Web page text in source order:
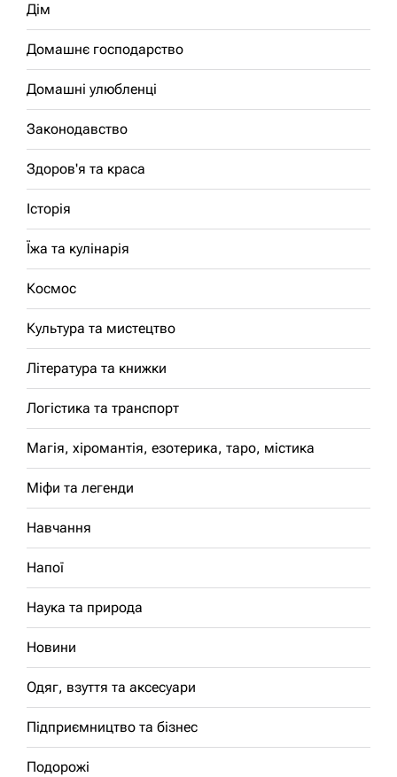
Дім
Домашнє господарство
Домашні улюбленці
Законодавство
Здоров'я та краса
Історія
Їжа та кулінарія
Космос
Культура та мистецтво
Література та книжки
Логістика та транспорт
Магія, хіромантія, езотерика, таро, містика
Міфи та легенди
Навчання
Напої
Наука та природа
Новини
Одяг, взуття та аксесуари
Підприємництво та бізнес
Подорожі